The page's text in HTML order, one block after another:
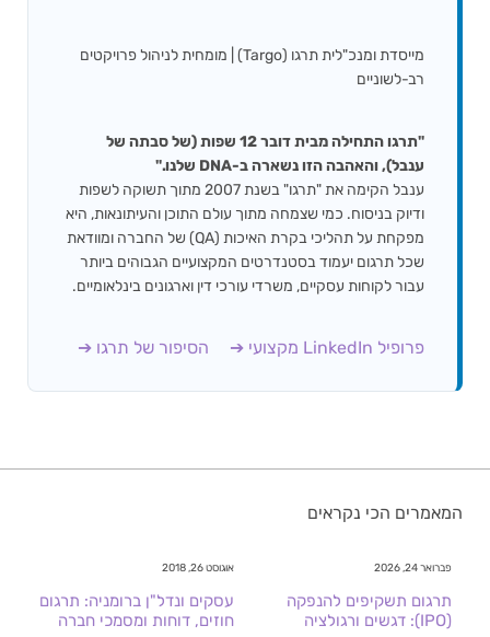
מייסדת ומנכ"לית תרגו (Targo) | מומחית לניהול פרויקטים
רב-לשוניים
"תרגו התחילה מבית דובר 12 שפות (של סבתה של
ענבל), והאהבה הזו נשארה ב-DNA שלנו."
ענבל הקימה את "תרגו" בשנת 2007 מתוך תשוקה לשפות
ודיוק בניסוח. כמי שצמחה מתוך עולם התוכן והעיתונאות, היא
מפקחת על תהליכי בקרת האיכות (QA) של החברה ומוודאת
שכל תרגום יעמוד בסטנדרטים המקצועיים הגבוהים ביותר
עבור לקוחות עסקיים, משרדי עורכי דין וארגונים בינלאומיים.
פרופיל LinkedIn מקצועי ➔ הסיפור של תרגו ➔
המאמרים הכי נקראים
פברואר 24, 2026
תרגום תשקיפים להנפקה
(IPO): דגשים ורגולציה
אוגוסט 26, 2018
עסקים ונדל"ן ברומניה: תרגום
חוזים, דוחות ומסמכי חברה